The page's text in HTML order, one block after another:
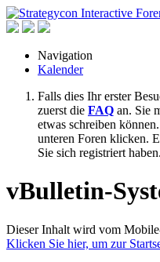
Navigation
Kalender
Falls dies Ihr erster
zuerst die FAQ an. Sie
etwas schreiben
unteren Foren klicken.
Sie sich registriert haben.
vBulletin-
Dieser Inhalt wird vom
Klicken Sie hier, um zur